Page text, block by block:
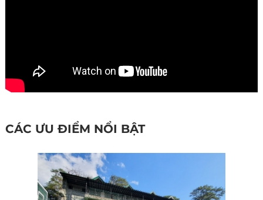
CÁC ƯU ĐIỂM NỔI BẬT